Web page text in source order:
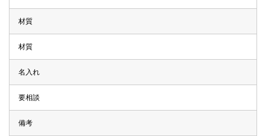
材質
材質
名入れ
要相談
備考